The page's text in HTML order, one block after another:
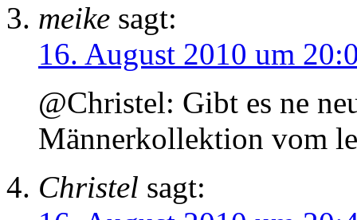
meike sagt:
16. August 2010 um
@Christel: Gibt es ne
Männerkollektion vom
Christel sagt: